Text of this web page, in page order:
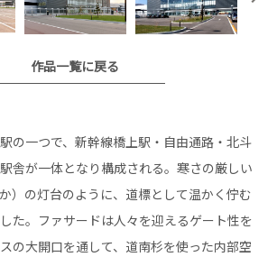
作品一覧に戻る
の一つで、新幹線橋上駅・自由通路・北斗
舎が一体となり構成される。寒さの厳しい
）の灯台のように、道標として温かく佇む
た。ファサードは人々を迎えるゲート性を
の大開口を通して、道南杉を使った内部空